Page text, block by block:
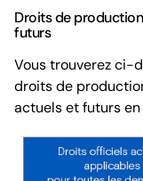
Droits de
futurs
Vous trouverez ci-
droits de
actuels et futurs